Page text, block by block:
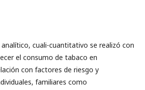
cuali-cuantitativo se realizó con
el consumo de tabaco en
con factores de riesgo y
familiares como